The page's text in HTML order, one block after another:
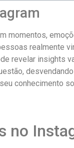
momentos,
realmente
revelar ⁣insights
conhecimento⁣
no